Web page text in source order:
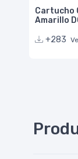
Cartucho
Amarillo
+283